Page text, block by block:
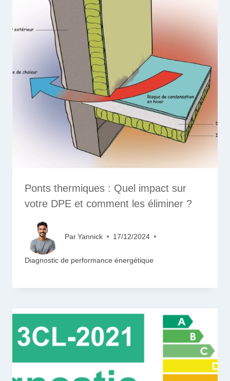
Ponts thermiques : Quel impact sur
votre DPE et comment les éliminer ?
ParYannick 17/12/2024
Diagnostic de performance énergétique